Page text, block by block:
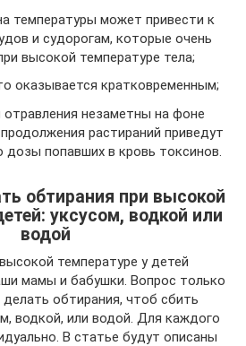
температуры может привести к
и судорогам, которые очень
высокой температуре тела;
оказывается кратковременным;
незаметны на фоне
растираний приведут
дозы попавших в кровь токсинов.
обтирания при высокой
уксусом, водкой или
водой
температуре у детей
мамы и бабушки. Вопрос только
обтирания, чтоб сбить
водкой, или водой. Для каждого
В статье будут описаны